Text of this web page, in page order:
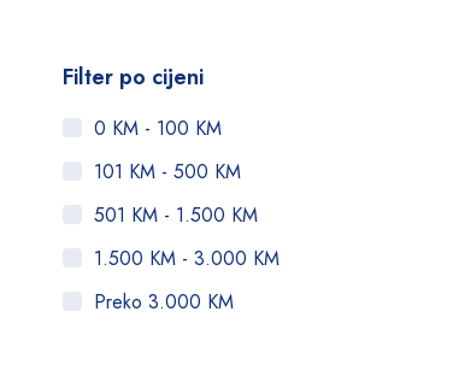
Filter po cijeni
0 KM - 100 KM
101 KM - 500 KM
501 KM - 1.500 KM
1.500 KM - 3.000 KM
Preko 3.000 KM